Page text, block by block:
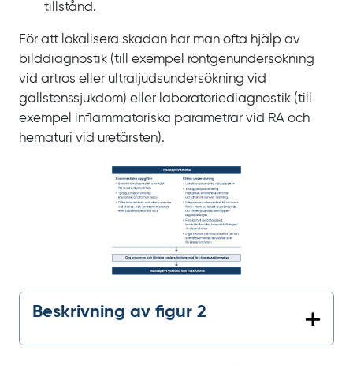
tillstånd.
För att lokalisera skadan har man ofta hjälp av
bilddiagnostik (till exempel röntgenundersökning
vid artros eller ultraljudsundersökning vid
gallstenssjukdom) eller laboratoriediagnostik (till
exempel inflammatoriska parametrar vid RA och
hematuri vid uretärsten).
Beskrivning av figur 2